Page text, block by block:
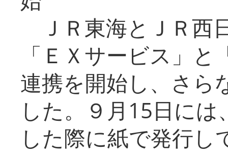
ＪＲ東海とＪＲ西
「ＥＸサービス」
連携を開始し、さら
した。９月15日に
した際に紙で発行し